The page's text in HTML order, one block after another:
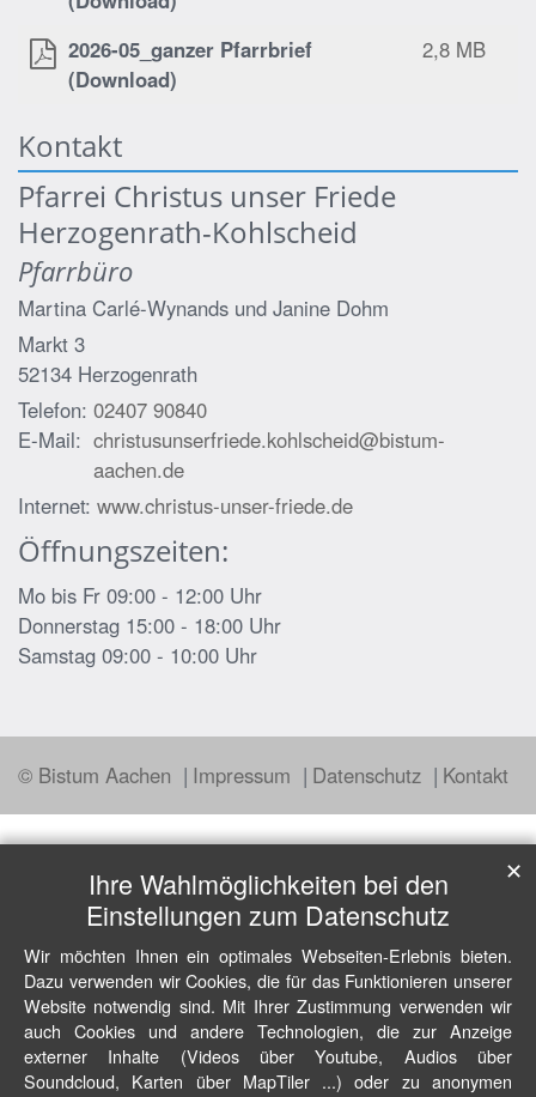
2026-05_ganzer Pfarrbrief
(Download)
2,8 MB
Kontakt
Pfarrei Christus unser Friede
Herzogenrath-Kohlscheid
Pfarrbüro
Martina Carlé-Wynands und Janine Dohm
Markt 3
52134 Herzogenrath
Telefon: 02407 90840
E-Mail: christusunserfriede.kohlscheid@bistum-
aachen.de
Internet: www.christus-unser-friede.de
Öffnungszeiten:
Mo bis Fr 09:00 - 12:00 Uhr
Donnerstag 15:00 - 18:00 Uhr
Samstag 09:00 - 10:00 Uhr
© Bistum Aachen Impressum Datenschutz Kontakt
Ihre Wahlmöglichkeiten bei den
Einstellungen zum Datenschutz
Wir möchten Ihnen ein optimales Webseiten-Erlebnis bieten.
Dazu verwenden wir Cookies, die für das Funktionieren unserer
Website notwendig sind. Mit Ihrer Zustimmung verwenden wir
auch Cookies und andere Technologien, die zur Anzeige
externer Inhalte (Videos über Youtube, Audios über
Soundcloud, Karten über MapTiler ...) oder zu anonymen
✕